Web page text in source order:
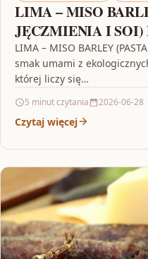
LIMA – MISO
JĘCZMIENIA I SOI)
LIMA – MISO BARLEY
smak umami z
której liczy się…
5 minut czytania 2026-06-28
Czytaj więcej